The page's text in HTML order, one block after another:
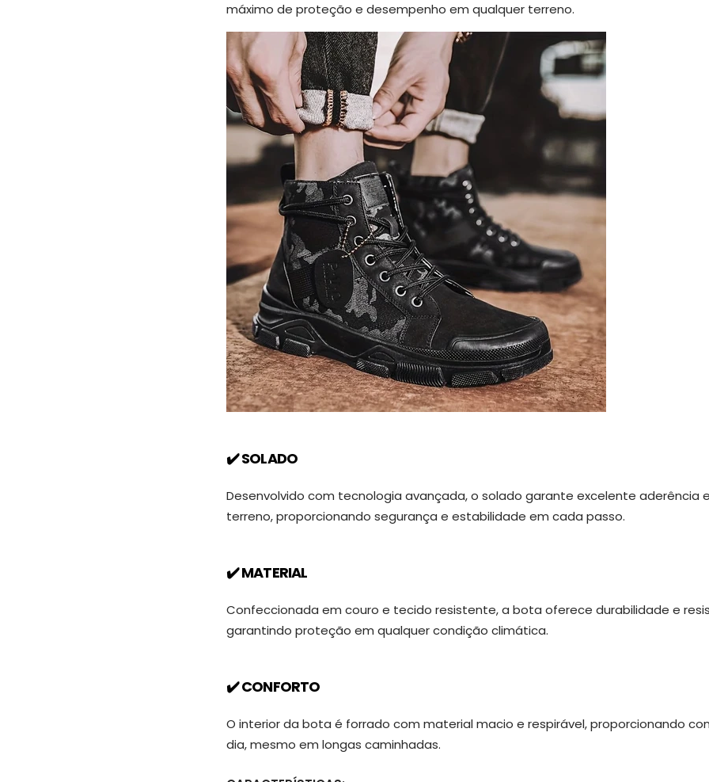
máximo de proteção e desempenho em qualquer terreno.
✔️ SOLADO
Desenvolvido com tecnologia avançada, o solado garante excelente aderência
terreno, proporcionando segurança e estabilidade em cada passo.
✔️ MATERIAL
Confeccionada em couro e tecido resistente, a bota oferece durabilidade e
garantindo proteção em qualquer condição climática.
✔️ CONFORTO
O interior da bota é forrado com material macio e respirável, proporcionando
dia, mesmo em longas caminhadas.